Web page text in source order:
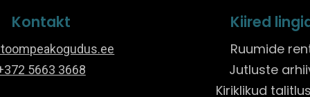
Kontakt
5663 3668
Kiired
Ruumide
Jutluste
Kiriklikud